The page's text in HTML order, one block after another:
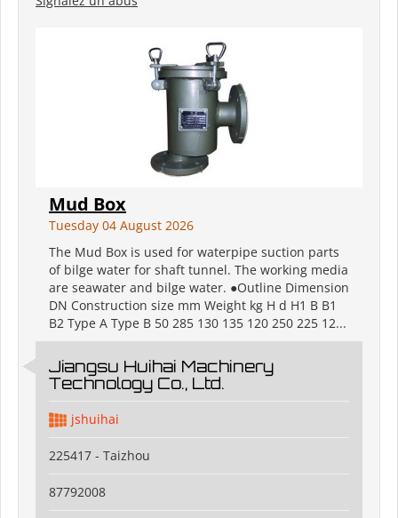
Mud Box
Tuesday 04 August 2026
The Mud Box is used for waterpipe suction parts
of bilge water for shaft tunnel. The working media
are seawater and bilge water. ●Outline Dimension
DN Construction size mm Weight kg H d H1 B B1
B2 Type A Type B 50 285 130 135 120 250 225 12...
Jiangsu Huihai Machinery
Technology Co., Ltd.
jshuihai
225417 - Taizhou
87792008